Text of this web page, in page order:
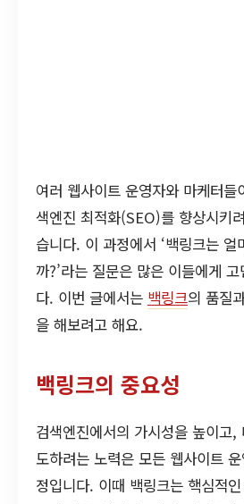
여러 웹사이트 운영자와 마케터들
색엔진 최적화(SEO)를 향상시키
습니다. 이 과정에서 ‘백링크는
까?’라는 질문은 많은 이들에게
다. 이번 글에서는 백링크의 품질
을 해보려고 해요.
백링크의 중요성
검색엔진에서의 가시성을 높이고
도하려는 노력은 모든 웹사이트
정입니다. 이때 백링크는 핵심적